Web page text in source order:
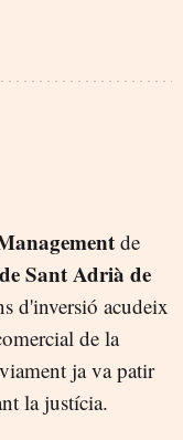
de
Sant Adrià de
d'inversió acudeix
de la
ja va patir
la justícia.